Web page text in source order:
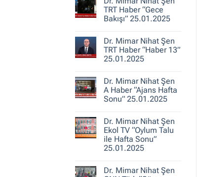
30.10.2025
Kentsel
Dönüşüm
‘Bina
Karıştırılıyor”
TRT Haber “Gece
Bakışı” 25.01.2025
Dr.
Mimar
Nihat
Şen
“Gece
Bakışı”
25.01.2025
Dr. Mimar Nihat Şen
TRT Haber “Haber 13”
25.01.2025
Dr.
Mimar
Nihat
Şen
“Haber
13”
25.01.2025
Dr. Mimar Nihat Şen
A Haber “Ajans Hafta
Sonu” 25.01.2025
Dr.
Mimar
Nihat
Şen
A
Hafta
Sonu”
Dr. Mimar Nihat Şen
Ekol TV “Oylum Talu
ile Hafta Sonu”
25.01.2025
Dr.
Dr. Mimar Nihat Şen